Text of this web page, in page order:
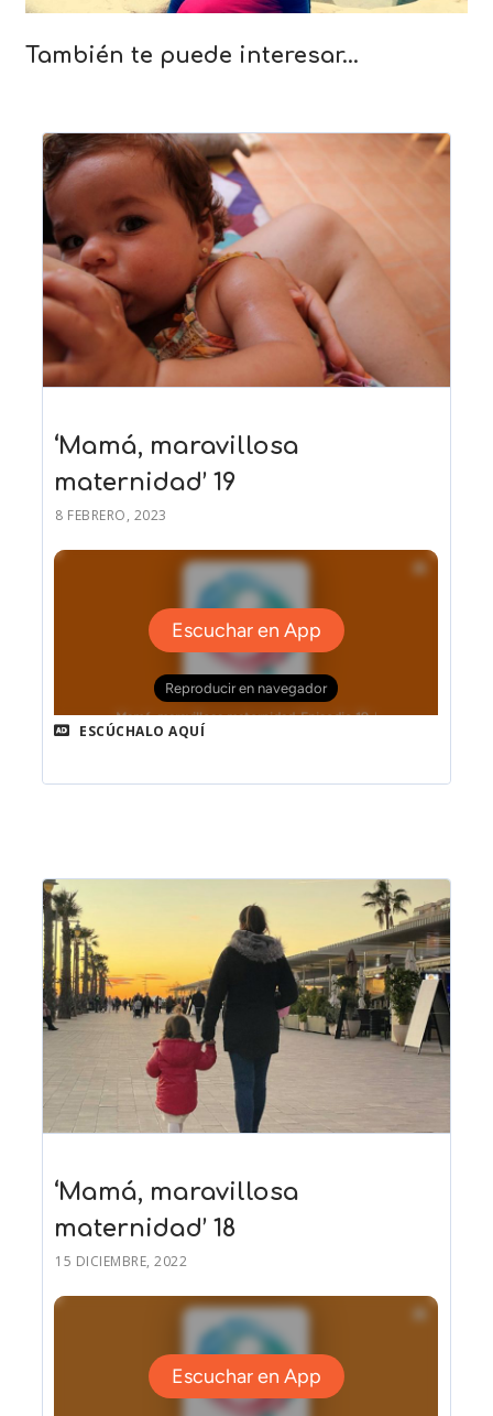
También te puede interesar…
‘Mamá, maravillosa
maternidad’ 19
8 FEBRERO, 2023
ESCÚCHALO AQUÍ
‘Mamá, maravillosa
maternidad’ 18
15 DICIEMBRE, 2022